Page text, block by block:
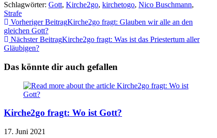
Schlagwörter: Gott, Kirche2go, kirchetogo, Nico Buschmann,
Strafe
Weitere
Artikel
ansehen
Vorheriger BeitragKirche2go fragt: Glauben wir alle an den
gleichen Gott?
Nächster BeitragKirche2go fragt: Was ist das Priestertum aller
Gläubigen?
Das könnte dir auch gefallen
Kirche2go fragt: Wo ist Gott?
17. Juni 2021